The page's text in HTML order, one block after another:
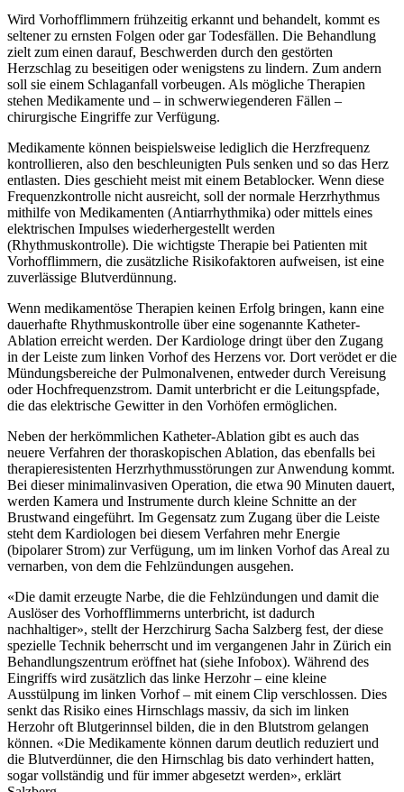
Wird Vorhofflimmern frühzeitig erkannt und behandelt, kommt es
seltener zu ernsten Folgen oder gar Todesfällen. Die Behandlung
zielt zum einen darauf, Beschwerden durch den gestörten
Herzschlag zu beseitigen oder wenigstens zu lindern. Zum andern
soll sie einem Schlaganfall vorbeugen. Als mögliche Therapien
stehen Medikamente und – in schwerwiegenderen Fällen –
chirurgische Eingriffe zur Verfügung.
Medikamente können beispielsweise lediglich die Herzfrequenz
kontrollieren, also den beschleunigten Puls senken und so das Herz
entlasten. Dies geschieht meist mit einem Betablocker. Wenn diese
Frequenzkontrolle nicht ausreicht, soll der normale Herzrhythmus
mithilfe von Medikamenten (Antiarrhythmika) oder mittels eines
elektrischen Impulses wiederhergestellt werden
(Rhythmuskontrolle). Die wichtigste Therapie bei Patienten mit
Vorhofflimmern, die zusätzliche Risikofaktoren aufweisen, ist eine
zuverlässige Blutverdünnung.
Wenn medikamentöse Therapien keinen Erfolg bringen, kann eine
dauerhafte Rhythmuskontrolle über eine sogenannte Katheter-
Ablation erreicht werden. Der Kardiologe dringt über den Zugang
in der Leiste zum linken Vorhof des Herzens vor. Dort verödet er die
Mündungsbereiche der Pulmonalvenen, entweder durch Vereisung
oder Hochfrequenzstrom. Damit unterbricht er die Leitungspfade,
die das elektrische Gewitter in den Vorhöfen ermöglichen.
Neben der herkömmlichen Katheter-Ablation gibt es auch das
neuere Verfahren der thoraskopischen Ablation, das ebenfalls bei
therapieresistenten Herzrhythmusstörungen zur Anwendung kommt.
Bei dieser minimalinvasiven Operation, die etwa 90 Minuten dauert,
werden Kamera und Instrumente durch kleine Schnitte an der
Brustwand eingeführt. Im Gegensatz zum Zugang über die Leiste
steht dem Kardiologen bei diesem Verfahren mehr Energie
(bipolarer Strom) zur Verfügung, um im linken Vorhof das Areal zu
vernarben, von dem die Fehlzündungen ausgehen.
«Die damit erzeugte Narbe, die die Fehlzündungen und damit die
Auslöser des Vorhofflimmerns unterbricht, ist dadurch
nachhaltiger», stellt der Herzchirurg Sacha Salzberg fest, der diese
spezielle Technik beherrscht und im vergangenen Jahr in Zürich ein
Behandlungszentrum eröffnet hat (siehe Infobox). Während des
Eingriffs wird zusätzlich das linke Herzohr – eine kleine
Ausstülpung im linken Vorhof – mit einem Clip verschlossen. Dies
senkt das Risiko eines Hirnschlags massiv, da sich im linken
Herzohr oft Blutgerinnsel bilden, die in den Blutstrom gelangen
können. «Die Medikamente können darum deutlich reduziert und
die Blutverdünner, die den Hirnschlag bis dato verhindert hatten,
sogar vollständig und für immer abgesetzt werden», erklärt